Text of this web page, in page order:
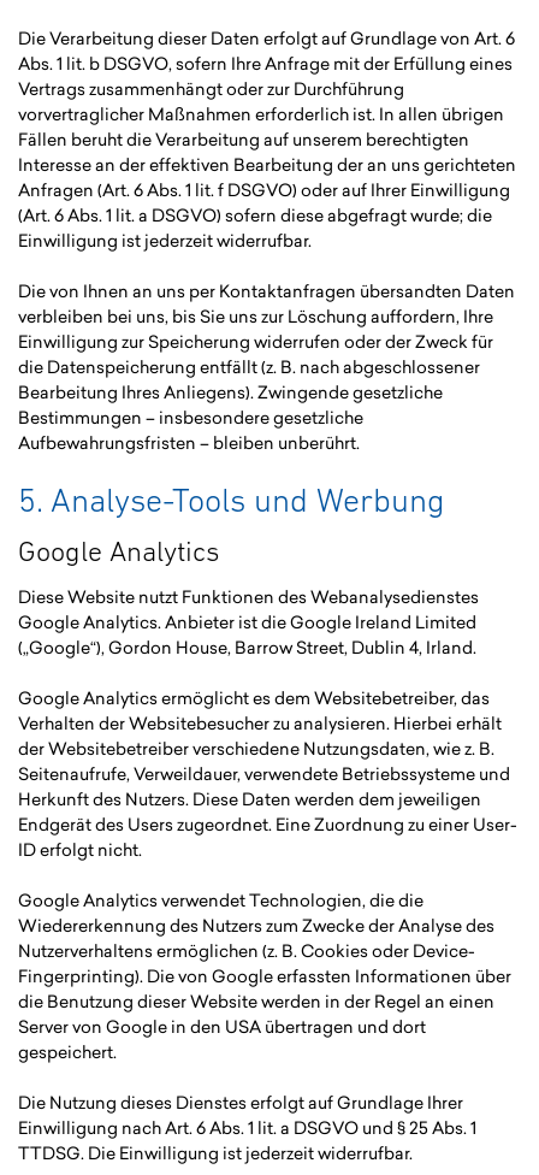
Die Verarbeitung dieser Daten erfolgt auf Grundlage von Art. 6
Abs. 1 lit. b DSGVO, sofern Ihre Anfrage mit der Erfüllung eines
Vertrags zusammenhängt oder zur Durchführung
vorvertraglicher Maßnahmen erforderlich ist. In allen übrigen
Fällen beruht die Verarbeitung auf unserem berechtigten
Interesse an der effektiven Bearbeitung der an uns gerichteten
Anfragen (Art. 6 Abs. 1 lit. f DSGVO) oder auf Ihrer Einwilligung
(Art. 6 Abs. 1 lit. a DSGVO) sofern diese abgefragt wurde; die
Einwilligung ist jederzeit widerrufbar.
Die von Ihnen an uns per Kontaktanfragen übersandten Daten
verbleiben bei uns, bis Sie uns zur Löschung auffordern, Ihre
Einwilligung zur Speicherung widerrufen oder der Zweck für
die Datenspeicherung entfällt (z. B. nach abgeschlossener
Bearbeitung Ihres Anliegens). Zwingende gesetzliche
Bestimmungen – insbesondere gesetzliche
Aufbewahrungsfristen – bleiben unberührt.
5. Analyse-Tools und Werbung
Google Analytics
Diese Website nutzt Funktionen des Webanalysedienstes
Google Analytics. Anbieter ist die Google Ireland Limited
(„Google“), Gordon House, Barrow Street, Dublin 4, Irland.
Google Analytics ermöglicht es dem Websitebetreiber, das
Verhalten der Websitebesucher zu analysieren. Hierbei erhält
der Websitebetreiber verschiedene Nutzungsdaten, wie z. B.
Seitenaufrufe, Verweildauer, verwendete Betriebssysteme und
Herkunft des Nutzers. Diese Daten werden dem jeweiligen
Endgerät des Users zugeordnet. Eine Zuordnung zu einer User-
ID erfolgt nicht.
Google Analytics verwendet Technologien, die die
Wiedererkennung des Nutzers zum Zwecke der Analyse des
Nutzerverhaltens ermöglichen (z. B. Cookies oder Device-
Fingerprinting). Die von Google erfassten Informationen über
die Benutzung dieser Website werden in der Regel an einen
Server von Google in den USA übertragen und dort
gespeichert.
Die Nutzung dieses Dienstes erfolgt auf Grundlage Ihrer
Einwilligung nach Art. 6 Abs. 1 lit. a DSGVO und § 25 Abs. 1
TTDSG. Die Einwilligung ist jederzeit widerrufbar.